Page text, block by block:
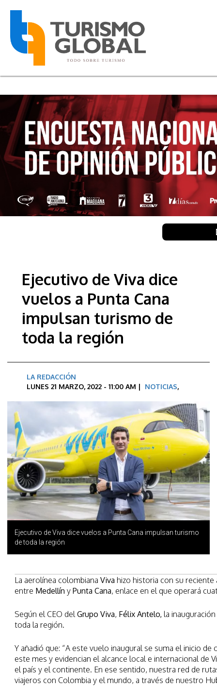
Ejecutivo de Viva dice
vuelos a Punta Cana
impulsan turismo de
toda la región
LA REDACCIÓN
LUNES 21 MARZO, 2022 - 11:00 AM | NOTICIAS,
Ejecutivo de Viva dice vuelos a Punta Cana impulsan turismo
de toda la región
La aerolínea colombiana Viva hizo historia con su
entre Medellín y Punta Cana, enlace en el que operará
Según el CEO delGrupo Viva, Félix Antelo, la
toda la región.
Y añadió que: “A este vuelo inaugural se suma el inicio
este mes y evidencian el alcance local e internacional de
el país y el continente. En ese sentido, nuestra red de
viajeros con Colombia y el mundo, a través de nuestro